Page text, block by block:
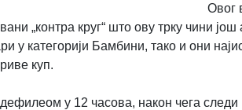
Овог
„контра круг“ што ову трку чини
у категорији Бамбини, тако и они
куп.
у 12 часова, након чега следи